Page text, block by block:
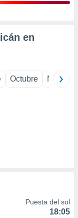
en
Octubre
Puesta del sol
18:05